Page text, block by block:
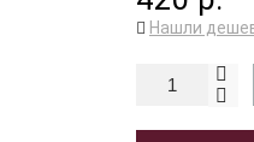
Нашли